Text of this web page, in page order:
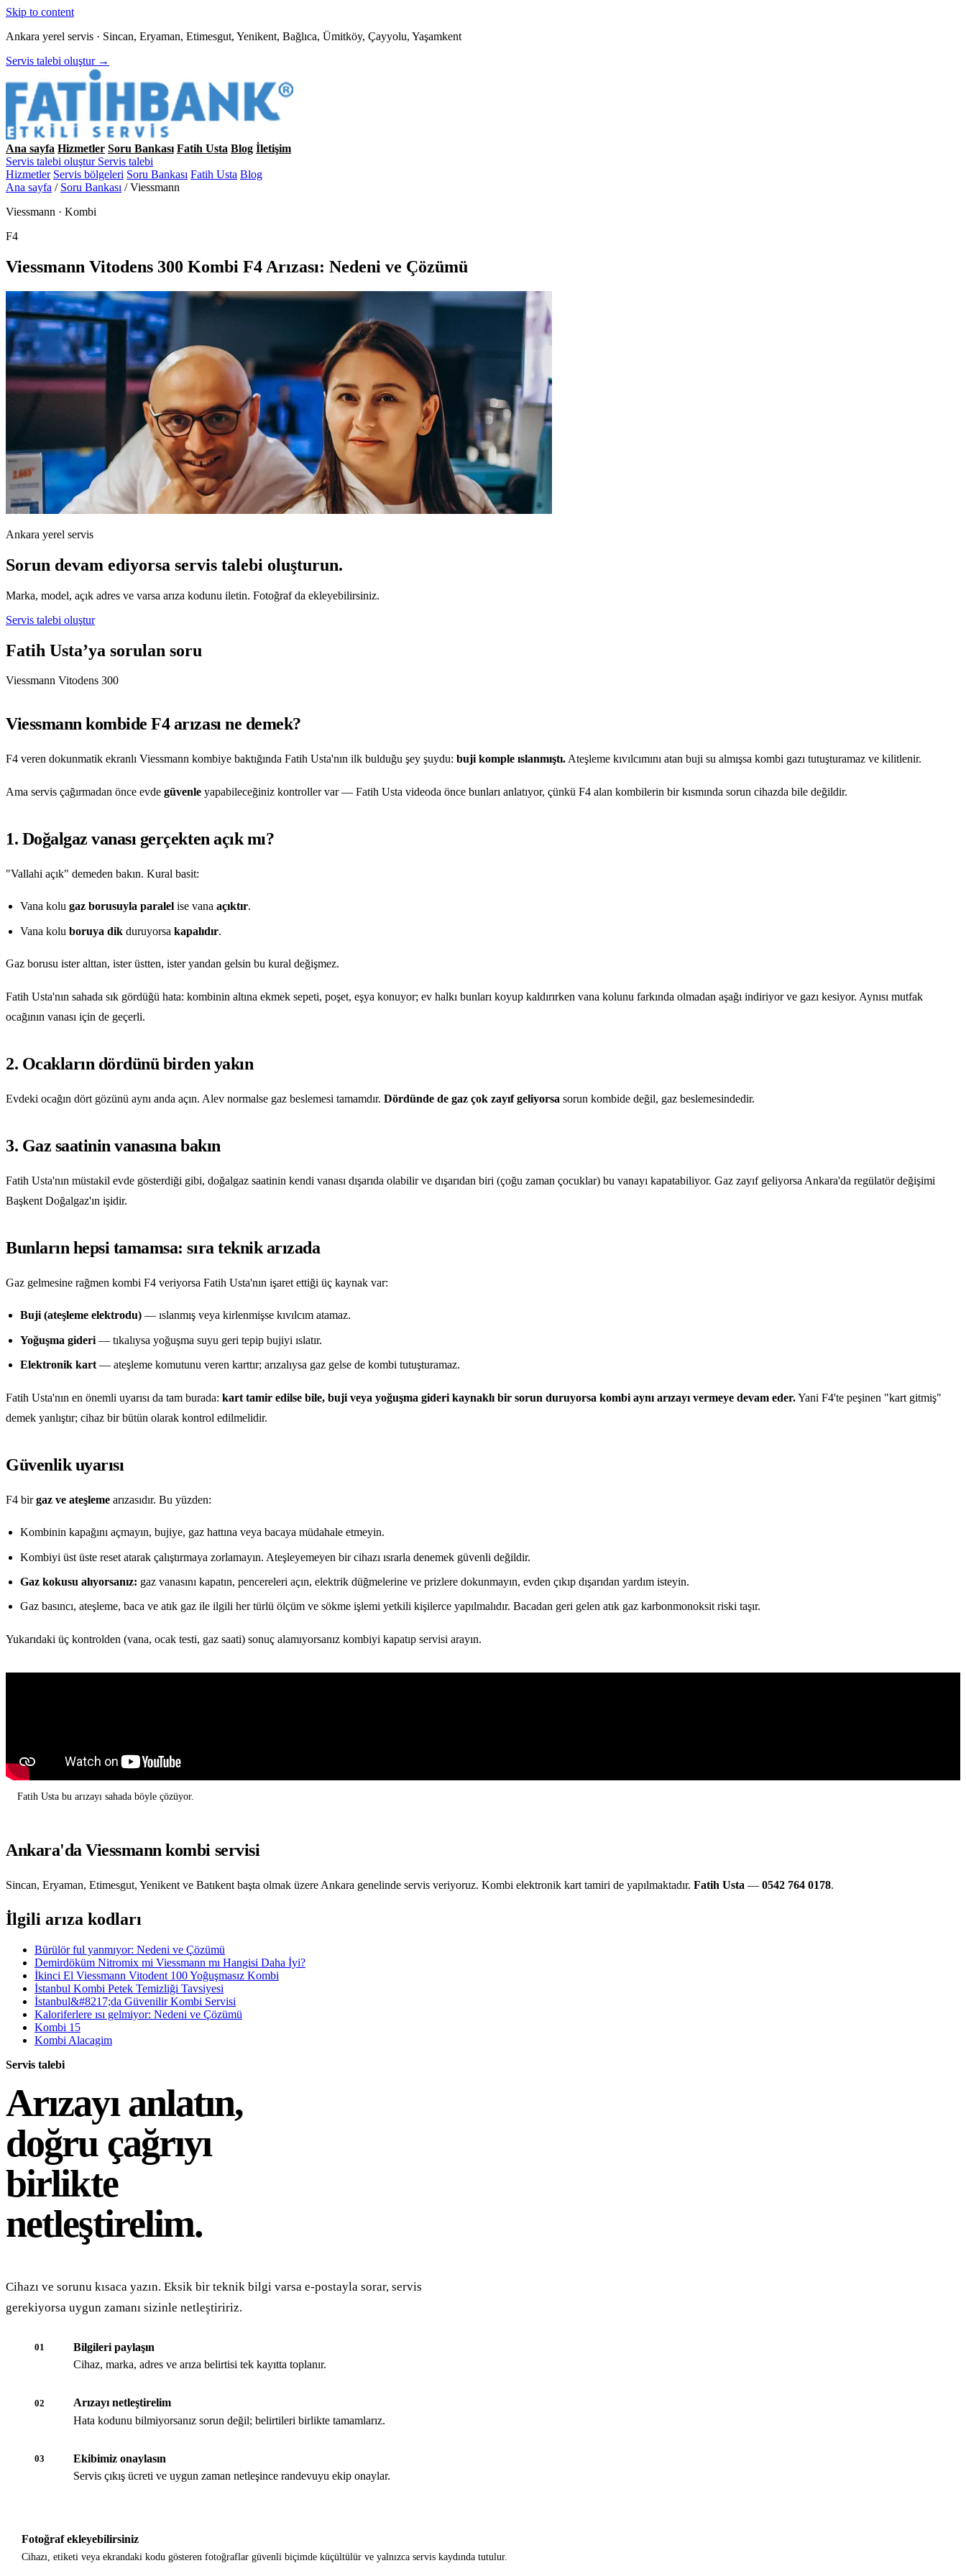
Skip to content
Ankara yerel servis · Sincan, Eryaman, Etimesgut, Yenikent, Bağlıca, Ümitköy, Çayyolu, Yaşamkent
Servis talebi oluştur →
Ana sayfa Hizmetler Soru Bankası Fatih Usta Blog İletişim
Servis talebi oluştur Servis talebi
Hizmetler Servis bölgeleri Soru Bankası Fatih Usta Blog
Ana sayfa / Soru Bankası / Viessmann
Viessmann · Kombi
F4
Viessmann Vitodens 300 Kombi F4 Arızası: Nedeni ve Çözümü
Ankara yerel servis
Sorun devam ediyorsa servis talebi oluşturun.
Marka, model, açık adres ve varsa arıza kodunu iletin. Fotoğraf da ekleyebilirsiniz.
Servis talebi oluştur
Fatih Usta’ya sorulan soru
Viessmann Vitodens 300
Viessmann kombide F4 arızası ne demek?
F4 veren dokunmatik ekranlı Viessmann kombiye baktığında Fatih Usta'nın ilk bulduğu şey şuydu: buji komple ıslanmıştı. Ateşleme kıvılcımını atan buji su almışsa kombi gazı tutuşturamaz ve kilitlenir.
Ama servis çağırmadan önce evde güvenle yapabileceğiniz kontroller var — Fatih Usta videoda önce bunları anlatıyor, çünkü F4 alan kombilerin bir kısmında sorun cihazda bile değildir.
1. Doğalgaz vanası gerçekten açık mı?
"Vallahi açık" demeden bakın. Kural basit:
Vana kolu gaz borusuyla paralel ise vana açıktır.
Vana kolu boruya dik duruyorsa kapalıdır.
Gaz borusu ister alttan, ister üstten, ister yandan gelsin bu kural değişmez.
Fatih Usta'nın sahada sık gördüğü hata: kombinin altına ekmek sepeti, poşet, eşya konuyor; ev halkı bunları koyup kaldırırken vana kolunu farkında olmadan aşağı indiriyor ve gazı kesiyor. Aynısı mutfak
ocağının vanası için de geçerli.
2. Ocakların dördünü birden yakın
Evdeki ocağın dört gözünü aynı anda açın. Alev normalse gaz beslemesi tamamdır. Dördünde de gaz çok zayıf geliyorsa sorun kombide değil, gaz beslemesindedir.
3. Gaz saatinin vanasına bakın
Fatih Usta'nın müstakil evde gösterdiği gibi, doğalgaz saatinin kendi vanası dışarıda olabilir ve dışarıdan biri (çoğu zaman çocuklar) bu vanayı kapatabiliyor. Gaz zayıf geliyorsa Ankara'da regülatör değişimi
Başkent Doğalgaz'ın işidir.
Bunların hepsi tamamsa: sıra teknik arızada
Gaz gelmesine rağmen kombi F4 veriyorsa Fatih Usta'nın işaret ettiği üç kaynak var:
Buji (ateşleme elektrodu) — ıslanmış veya kirlenmişse kıvılcım atamaz.
Yoğuşma gideri — tıkalıysa yoğuşma suyu geri tepip bujiyi ıslatır.
Elektronik kart — ateşleme komutunu veren karttır; arızalıysa gaz gelse de kombi tutuşturamaz.
Fatih Usta'nın en önemli uyarısı da tam burada: kart tamir edilse bile, buji veya yoğuşma gideri kaynaklı bir sorun duruyorsa kombi aynı arızayı vermeye devam eder.Yani F4'te peşinen "kart gitmiş"
demek yanlıştır; cihaz bir bütün olarak kontrol edilmelidir.
Güvenlik uyarısı
F4 birgaz ve ateşleme arızasıdır. Bu yüzden:
Kombinin kapağını açmayın, bujiye, gaz hattına veya bacaya müdahale etmeyin.
Kombiyi üst üste reset atarak çalıştırmaya zorlamayın. Ateşleyemeyen bir cihazı ısrarla denemek güvenli değildir.
Gaz kokusu alıyorsanız: gaz vanasını kapatın, pencereleri açın, elektrik düğmelerine ve prizlere dokunmayın, evden çıkıp dışarıdan yardım isteyin.
Gaz basıncı, ateşleme, baca ve atık gaz ile ilgili her türlü ölçüm ve sökme işlemi yetkili kişilerce yapılmalıdır. Bacadan geri gelen atık gaz karbonmonoksit riski taşır.
Yukarıdaki üç kontrolden (vana, ocak testi, gaz saati) sonuç alamıyorsanız kombiyi kapatıp servisi arayın.
Fatih Usta bu arızayı sahada böyle çözüyor.
Ankara'da Viessmann kombi servisi
Sincan, Eryaman, Etimesgut, Yenikent ve Batıkent başta olmak üzere Ankara genelinde servis veriyoruz. Kombi elektronik kart tamiri de yapılmaktadır. Fatih Usta — 0542 764 0178.
İlgili arıza kodları
Bürülör ful yanmıyor: Nedeni ve Çözümü
Demirdöküm Nitromix mi Viessmann mı Hangisi Daha İyi?
İkinci El Viessmann Vitodent 100 Yoğuşmasız Kombi
İstanbul Kombi Petek Temizliği Tavsiyesi
İstanbul&#8217;da Güvenilir Kombi Servisi
Kaloriferlere ısı gelmiyor: Nedeni ve Çözümü
Kombi 15
Kombi Alacagim
Servis talebi
Arızayı anlatın,
doğru çağrıyı
birlikte
netleştirelim.
Cihazı ve sorunu kısaca yazın. Eksik bir teknik bilgi varsa e-postayla sorar, servis
gerekiyorsa uygun zamanı sizinle netleştiririz.
01
Bilgileri paylaşın
Cihaz, marka, adres ve arıza belirtisi tek kayıtta toplanır.
02
Arızayı netleştirelim
Hata kodunu bilmiyorsanız sorun değil; belirtileri birlikte tamamlarız.
03
Ekibimiz onaylasın
Servis çıkış ücreti ve uygun zaman netleşince randevuyu ekip onaylar.
Fotoğraf ekleyebilirsiniz
Cihazı, etiketi veya ekrandaki kodu gösteren fotoğraflar güvenli biçimde küçültülür ve yalnızca servis kaydında tutulur.